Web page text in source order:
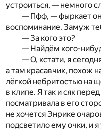
устроиться, — немного
— Пфф, — фыркает
воспоминание. Замуж
— За кого это?
— Найдём кого-
— О, кстати, я
а там красавчик, похож
лёгкой небритостью на
в клипе. Я так и сяк
посматривала в его
не хочется Энрике
подсветило ему очки, и я